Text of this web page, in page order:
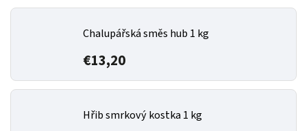
Chalupářská směs hub 1 kg
€13,20
Hřib smrkový kostka 1 kg